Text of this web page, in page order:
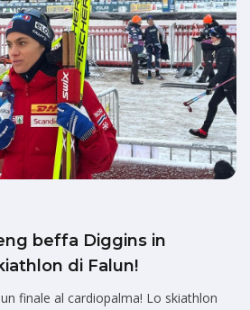
beffa Diggins in
di Falun!
finale al cardiopalma! Lo skiathlon